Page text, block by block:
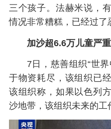
三个孩子。法赫米说，
情况非常糟糕，已经过了
加沙超6.6万儿童严
7日，慈善组织“世
于物资耗尽，该组织已
该组织称，如果以色列
沙地带，该组织未来的工